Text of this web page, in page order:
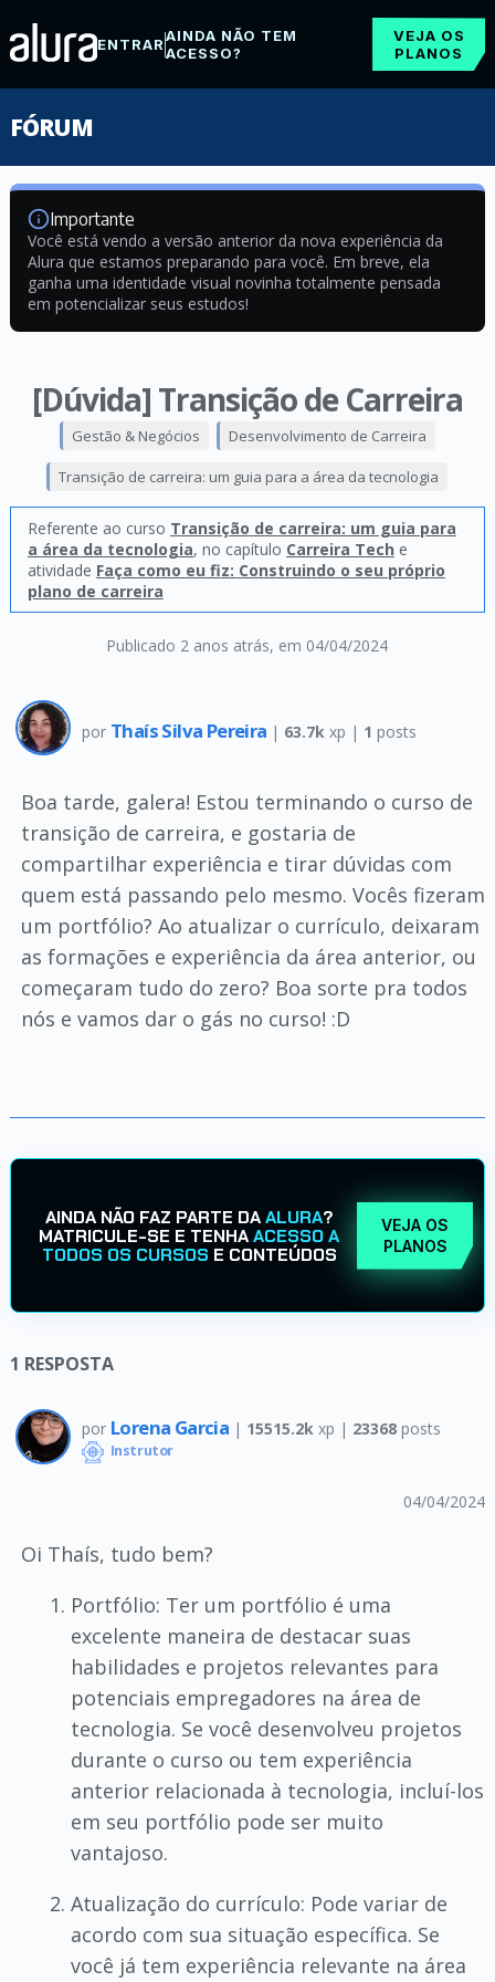
ENTRARAINDA NÃO TEM
ACESSO?
VEJA OS
PLANOS
FÓRUM
Importante
Você está vendo a versão anterior da nova experiência da
Alura que estamos preparando para você. Em breve, ela
ganha uma identidade visual novinha totalmente pensada
em potencializar seus estudos!
[Dúvida] Transição de Carreira
Publicado 2 anos atrás, em 04/04/2024
Gestão & Negócios Desenvolvimento de Carreira
Transição de carreira: um guia para a área da tecnologia
Referente ao curso Transição de carreira: um guia para
a área da tecnologia, no capítulo Carreira Tech e
atividade Faça como eu fiz: Construindo o seu próprio
plano de carreira
por Thaís Silva Pereira | 63.7k xp | 1 posts
Boa tarde, galera! Estou terminando o curso de
transição de carreira, e gostaria de
compartilhar experiência e tirar dúvidas com
quem está passando pelo mesmo. Vocês fizeram
um portfólio? Ao atualizar o currículo, deixaram
as formações e experiência da área anterior, ou
começaram tudo do zero? Boa sorte pra todos
nós e vamos dar o gás no curso! :D
AINDA NÃO FAZ PARTE DAALURA?
MATRICULE-SE E TENHAACESSO A
TODOS OS CURSOS E CONTEÚDOS
VEJA OS
PLANOS
1 RESPOSTA
por Lorena Garcia | 15515.2k xp | 23368posts
Instrutor
04/04/2024
Oi Thaís, tudo bem?
Portfólio: Ter um portfólio é uma
excelente maneira de destacar suas
habilidades e projetos relevantes para
potenciais empregadores na área de
tecnologia. Se você desenvolveu projetos
durante o curso ou tem experiência
anterior relacionada à tecnologia, incluí-los
em seu portfólio pode ser muito
vantajoso.
Atualização do currículo: Pode variar de
acordo com sua situação específica. Se
você já tem experiência relevante na área